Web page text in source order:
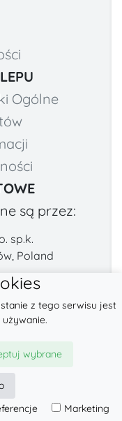
Ogólne
są przez:
sp.k.
Poland
E-mail:
o.o. sp.k.
z tego serwisu jest
wybrane
Marketing